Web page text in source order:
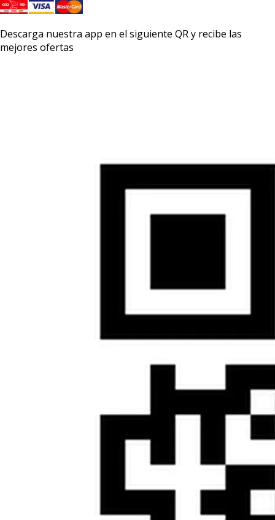
Descarga nuestra app en el siguiente QR y recibe las
mejores ofertas